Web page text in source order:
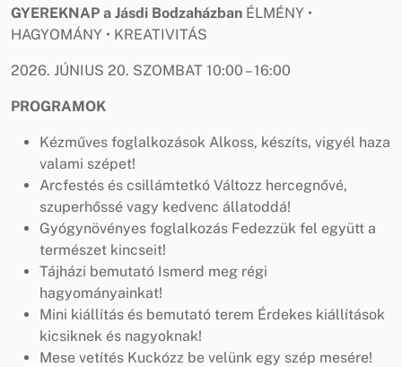
GYEREKNAP a Jásdi Bodzaházban ÉLMÉNY •
HAGYOMÁNY • KREATIVITÁS
2026. JÚNIUS 20. SZOMBAT 10:00 – 16:00
PROGRAMOK
Kézműves foglalkozások Alkoss, készíts, vigyél haza
valami szépet!
Arcfestés és csillámtetkó Változz hercegnővé,
szuperhőssé vagy kedvenc állatoddá!
Gyógynövényes foglalkozás Fedezzük fel együtt a
természet kincseit!
Tájházi bemutató Ismerd meg régi
hagyományainkat!
Mini kiállítás és bemutató terem Érdekes kiállítások
kicsiknek és nagyoknak!
Mese vetítés Kuckózz be velünk egy szép mesére!